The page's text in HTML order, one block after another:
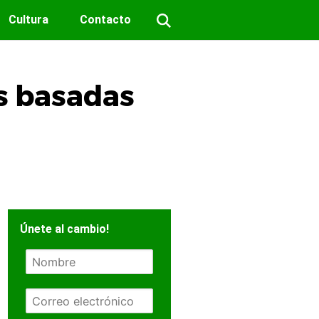
Cultura Contacto
basadas
Únete al cambio!
N
m
r
E
m